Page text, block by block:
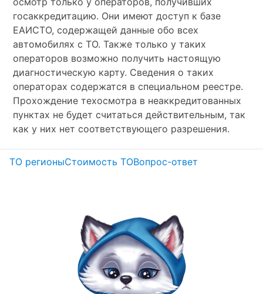
госаккредитацию. Они имеют доступ к базе
ЕАИСТО, содержащей данные обо всех
автомобилях с ТО. Также только у таких
операторов возможно получить настоящую
диагностическую карту. Сведения о таких
операторах содержатся в специальном реестре.
Прохождение техосмотра в неаккредитованных
пунктах не будет считаться действительным, так
как у них нет соответствующего разрешения.
ТО регионыСтоимость ТОВопрос-ответ